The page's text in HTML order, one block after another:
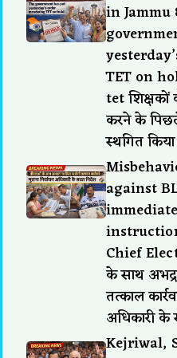
in
TET on
tet शिक्षकों
करने के
स्थगित
against
Chief
के साथ
तत्काल
अधिकारी के
Kejriwal,